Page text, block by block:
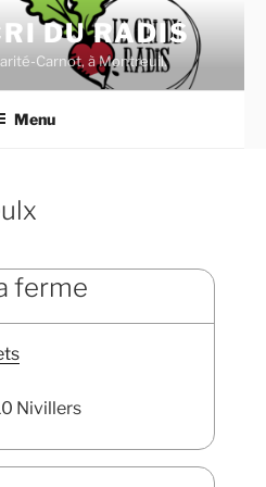
DU RADIS
Carnot, à Montreuil.
Menu
ferme
Nivillers